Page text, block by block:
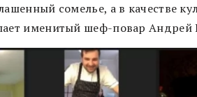
сомелье, а в качестве
именитый шеф-повар Андрей